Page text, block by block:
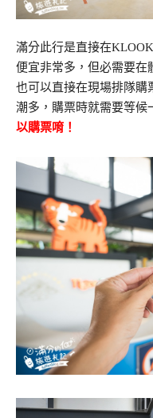
滿分此行是直接在
便宜非常多，但必需要在
也可以直接在現場排隊購
潮多，購票時就需要等候
以購票唷！